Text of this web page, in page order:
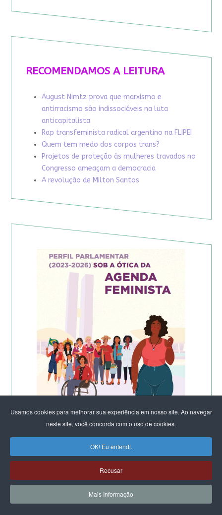
Usamos cookies para melhorar sua experiência em nosso site. Ao navegar
neste site, você concorda com o uso de cookies.
OK! Eu entendi.
Recusar
Mais Informação
RECOMENDAMOS A LEITURA
August Nimtz prova que marxismo e
antirracismo são indissociáveis na luta
anticapitalista
Rap transfeminista radical argentino na FLIPEI
Quem tem medo dos corpos trans?
Projetos de proteção às mulheres travados no
Congresso ameaçam a democracia
A revolução de Milton Santos